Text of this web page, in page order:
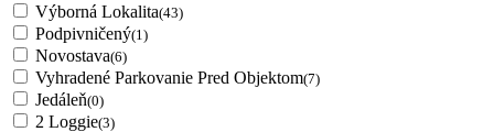
Výborná Lokalita(43)
Podpivničený(1)
Novostava(6)
Vyhradené Parkovanie Pred Objektom(7)
Jedáleň(0)
2 Loggie(3)